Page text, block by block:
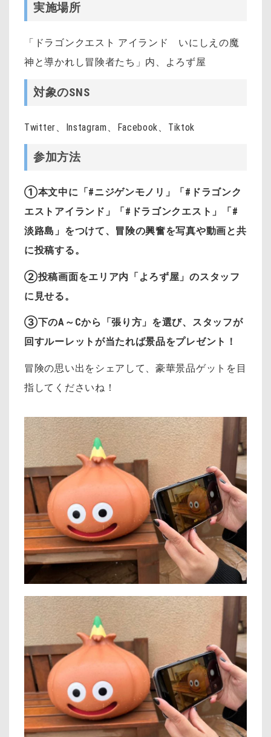
実施場所
「ドラゴンクエスト アイランド いにしえの魔
神と導かれし冒険者たち」内、よろず屋
対象のSNS
Twitter、Instagram、Facebook、Tiktok
参加方法
①本文中に「#ニジゲンモノリ」「#ドラゴンク
エストアイランド」「#ドラゴンクエスト」「#
淡路島」をつけて、冒険の興奮を写真や動画と共
に投稿する。
②投稿画面をエリア内「よろず屋」のスタッフ
に見せる。
③下のA～Cから「張り方」を選び、スタッフが
回すルーレットが当たれば景品をプレゼント！
冒険の思い出をシェアして、豪華景品ゲットを目
指してくださいね！